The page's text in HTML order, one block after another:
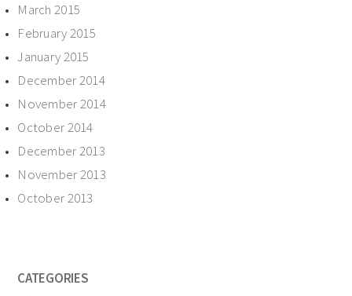
March 2015
February 2015
January 2015
December 2014
November 2014
October 2014
December 2013
November 2013
October 2013
CATEGORIES